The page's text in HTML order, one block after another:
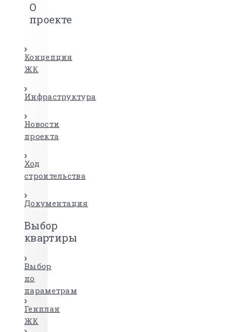
О
проекте
Концепция
ЖК
Инфраструктура
Новости
проекта
Ход
строительства
Документация
Выбор
квартиры
Выбор
по
параметрам
Генплан
ЖК